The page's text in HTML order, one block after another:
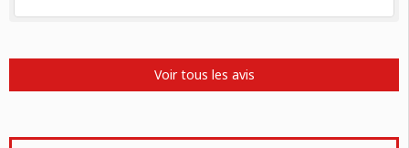
Voir tous les avis